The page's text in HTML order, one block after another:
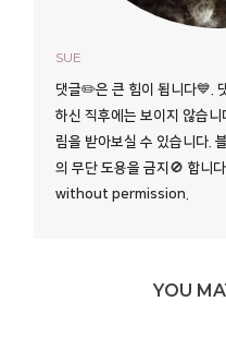
SUE
댓글✏️은 큰 힘이 됩니다💙.
하신 직후에는 보이지 않습
림을 받아보실 수 있습니다.
의 무단 도용을 금지🚫 합
without permission.
YOU